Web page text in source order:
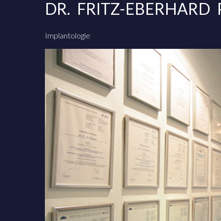
Fritz-
Eberhard
DR. FRITZ-EBERHARD
Implantologie